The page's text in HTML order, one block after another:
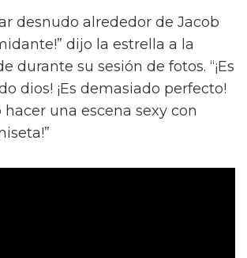
desnudo alrededor de Jacob
dijo la estrella a la
durante su sesión de fotos. “¡Es
dios! ¡Es demasiado perfecto!
hacer una escena sexy con